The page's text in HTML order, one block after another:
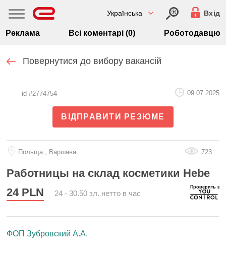
Українська Вхід
Реклама Всі коментарі (0) Роботодавцю
Повернутися до вибору вакансій
id #2774754 09.07.2025
ВІДПРАВИТИ РЕЗЮМЕ
Польща , Варшава 723
Работницы на склад косметики Hebe
24 PLN 24 - 30.50 зл. нетто в час
ФОП Зубровский А.А.